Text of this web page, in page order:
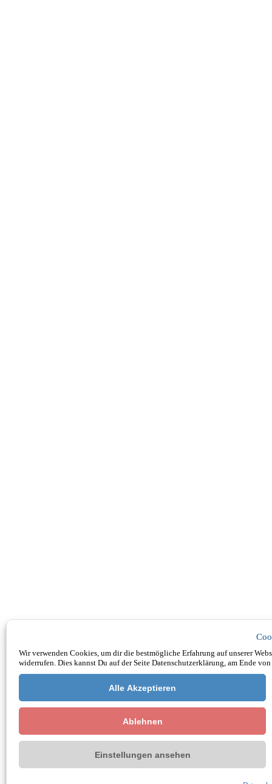
Wir verwenden Cookies, um dir die bestmögliche Erfahrung auf unserer
widerrufen. Dies kannst Du auf der Seite Datenschutzerklärung, am Ende
Alle Akzeptieren
Ablehnen
Einstellungen ansehen